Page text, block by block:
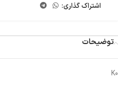
اشتراک گذاری:
توضیحات
K0